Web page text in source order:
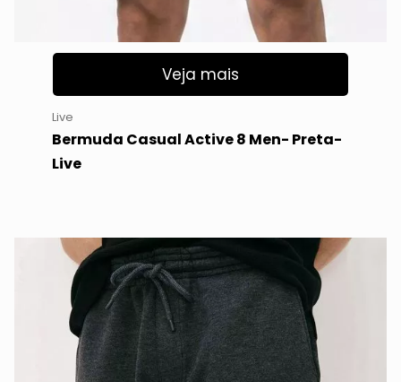
Veja mais
Live
Bermuda Casual Active 8 Men- Preta-
Live